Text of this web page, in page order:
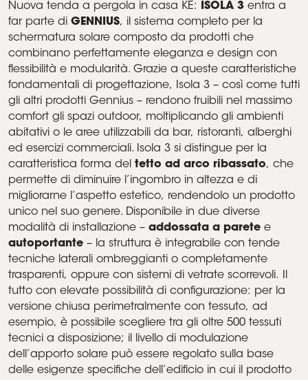
Nuova tenda a pergola in casa KE: ISOLA 3 entra a
far parte di GENNIUS, il sistema completo per la
schermatura solare composto da prodotti che
combinano perfettamente eleganza e design con
flessibilità e modularità. Grazie a queste caratteristiche
fondamentali di progettazione, Isola 3 – così come tutti
gli altri prodotti Gennius – rendono fruibili nel massimo
comfort gli spazi outdoor, moltiplicando gli ambienti
abitativi o le aree utilizzabili da bar, ristoranti, alberghi
ed esercizi commerciali. Isola 3 si distingue per la
caratteristica forma del tetto ad arco ribassato, che
permette di diminuire l’ingombro in altezza e di
migliorarne l’aspetto estetico, rendendolo un prodotto
unico nel suo genere. Disponibile in due diverse
modalità di installazione – addossata a parete e
autoportante – la struttura è integrabile con tende
tecniche laterali ombreggianti o completamente
trasparenti, oppure con sistemi di vetrate scorrevoli. Il
tutto con elevate possibilità di configurazione: per la
versione chiusa perimetralmente con tessuto, ad
esempio, è possibile scegliere tra gli oltre 500 tessuti
tecnici a disposizione; il livello di modulazione
dell’apporto solare può essere regolato sulla base
delle esigenze specifiche dell’edificio in cui il prodotto